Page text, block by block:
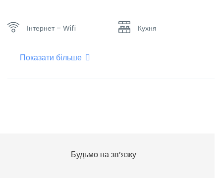
Інтернет – Wifi Кухня
Опалення
Показати більше
Будьмо на зв’язку